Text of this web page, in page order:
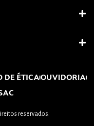
DE ÉTICAOUVIDORIA
reservados.